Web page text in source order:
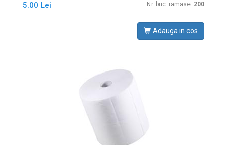
5.00 Lei Nr. buc. ramase: 200
Adauga in cos